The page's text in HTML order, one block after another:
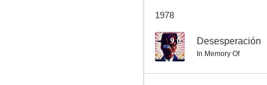
1978
9.0 Desesperación
In Memory Of